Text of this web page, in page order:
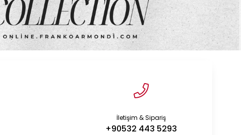
İletişim & Sipariş
+90532 443 5293